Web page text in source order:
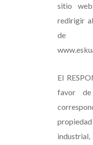
sitio
redirigir
de
El
favor